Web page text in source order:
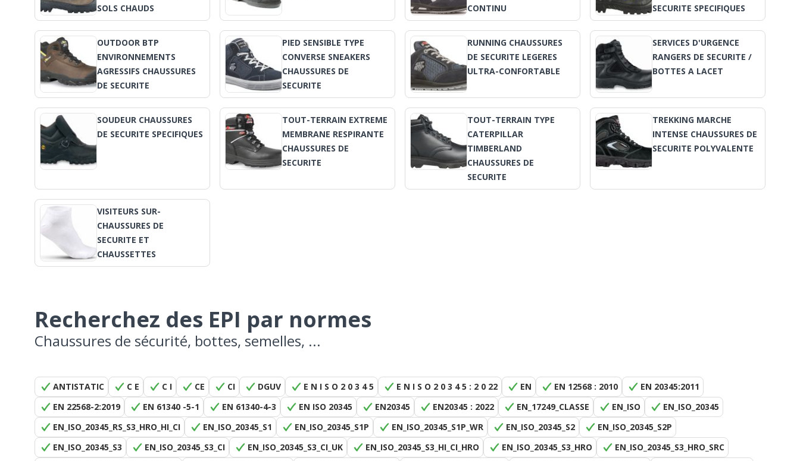
SOLS CHAUDS
CONTINU
SECURITE SPECIFIQUES
OUTDOOR BTP
ENVIRONNEMENTS
AGRESSIFS CHAUSSURES
DE SECURITE
PIED SENSIBLE TYPE
CONVERSE SNEAKERS
CHAUSSURES DE
SECURITE
RUNNING CHAUSSURES
DE SECURITE LEGERES
ULTRA-CONFORTABLE
SERVICES D'URGENCE
RANGERS DE SECURITE /
BOTTES A LACET
SOUDEUR CHAUSSURES
DE SECURITE SPECIFIQUES
TOUT-TERRAIN EXTREME
MEMBRANE RESPIRANTE
CHAUSSURES DE
SECURITE
TOUT-TERRAIN TYPE
CATERPILLAR
TIMBERLAND
CHAUSSURES DE
SECURITE
TREKKING MARCHE
INTENSE CHAUSSURES DE
SECURITE POLYVALENTE
VISITEURS SUR-
CHAUSSURES DE
SECURITE ET
CHAUSSETTES
Recherchez des EPI par normes
Chaussures de sécurité, bottes, semelles, ...
ANTISTATIC C E C I CE CI DGUV E N I S O 2 0 3 4 5 E N I S O 2 0 3 4 5 : 2 0 22 EN EN 12568 : 2010
EN 20345:2011
EN 22568-2:2019
EN 61340 -5-1 EN 61340-4-3 EN ISO 20345 EN20345 EN20345 : 2022 EN_17249_CLASSE EN_ISO
EN_ISO_20345
EN_ISO_20345_RS_S3_HRO_HI_CI
EN_ISO_20345_S1 EN_ISO_20345_S1P EN_ISO_20345_S1P_WR EN_ISO_20345_S2
EN_ISO_20345_S2P
EN_ISO_20345_S3
EN_ISO_20345_S3_CI EN_ISO_20345_S3_CI_UK EN_ISO_20345_S3_HI_CI_HRO EN_ISO_20345_S3_HRO
EN_ISO_20345_S3_HRO_SRC